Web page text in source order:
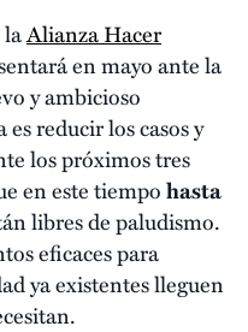
laAlianza Hacer
en mayo ante la
y ambicioso
reducir los casos y
los próximos tres
en este tiempohasta
libres de paludismo.
eficaces para
ya existentes lleguen